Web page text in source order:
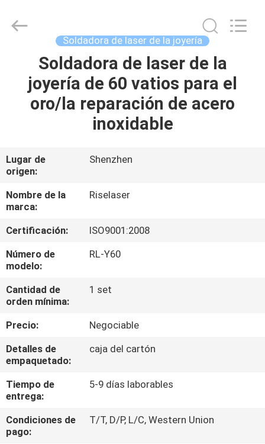
HOGAR
PRODUCTOS
DE
REALIDAD
VIRTUAL
SOBRE
NOSOTROS
TOUR
LA
FÁBRICA
CONTROL
DE
CALIDAD
Riselaser
Technology
Soldadora de laser de la joyería
Soldadora de laser de la
joyería de 60 vatios para el
oro/la reparación de acero
inoxidable
Lugar de
origen:
Shenzhen
Nombre de la
marca:
Riselaser
Certificación:
ISO9001:2008
Número de
modelo:
RL-Y60
Cantidad de
orden mínima:
1 set
Precio:
Negociable
Detalles de
empaquetado:
caja del cartón
Tiempo de
entrega:
5-9 días laborables
Condiciones de
pago:
T/T, D/P, L/C, Western Union